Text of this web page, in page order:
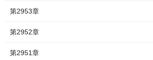
第2953章
第2952章
第2951章